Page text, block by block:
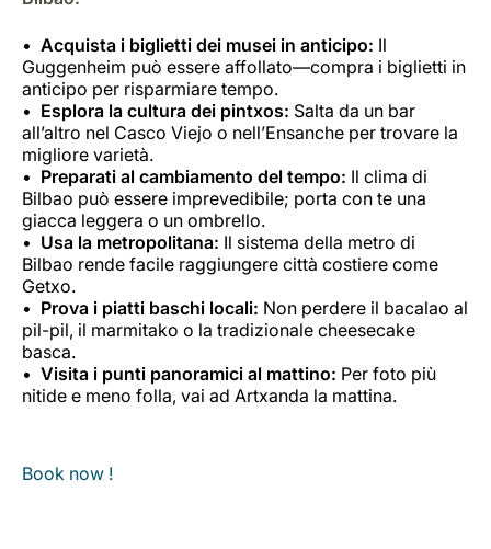
Acquista i biglietti dei musei in anticipo: Il
Guggenheim può essere affollato—compra i biglietti in
anticipo per risparmiare tempo.
Esplora la cultura dei pintxos: Salta da un bar
all’altro nel Casco Viejo o nell’Ensanche per trovare la
migliore varietà.
Preparati al cambiamento del tempo: Il clima di
Bilbao può essere imprevedibile; porta con te una
giacca leggera o un ombrello.
Usa la metropolitana: Il sistema della metro di
Bilbao rende facile raggiungere città costiere come
Getxo.
Prova i piatti baschi locali: Non perdere il bacalao al
pil-pil, il marmitako o la tradizionale cheesecake
basca.
Visita i punti panoramici al mattino: Per foto più
nitide e meno folla, vai ad Artxanda la mattina.
Book now !